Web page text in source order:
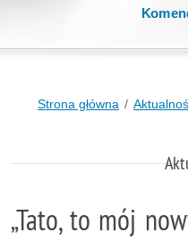
Strona główna
„Tato, to mój